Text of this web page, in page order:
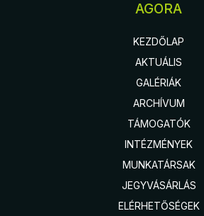
AGORA
KEZDŐLAP
AKTUÁLIS
GALÉRIÁK
ARCHÍVUM
TÁMOGATÓK
INTÉZMÉNYEK
MUNKATÁRSAK
JEGYVÁSÁRLÁS
ELÉRHETŐSÉGEK